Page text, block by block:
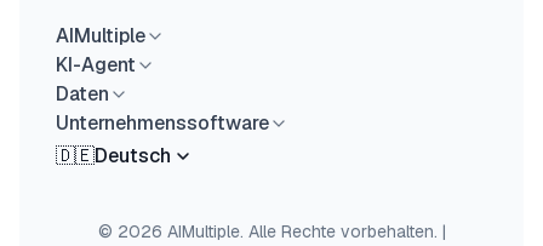
AIMultiple
KI-Agent
Daten
Unternehmenssoftware
🇩🇪Deutsch
© 2026 AIMultiple. Alle Rechte vorbehalten. |